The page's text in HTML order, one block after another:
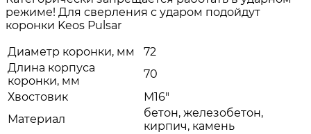
режиме! Для сверления с ударом подойдут
коронки Keos Pulsar
Диаметр коронки, мм
72
Длина корпуса
коронки, мм
70
Хвостовик
М16"
Материал
бетон, железобетон,
кирпич, камень